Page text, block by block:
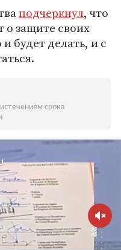
подчеркнул, что
о защите своих
будет делать, и с
срока